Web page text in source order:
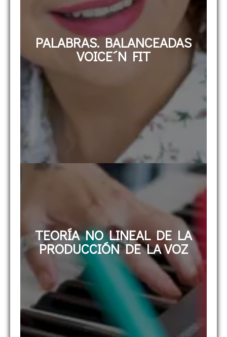
PALABRAS. BALANCEADAS
VOICE´N FIT
TEORÍA NO LINEAL DE LA
PRODUCCIÓN DE LA VOZ